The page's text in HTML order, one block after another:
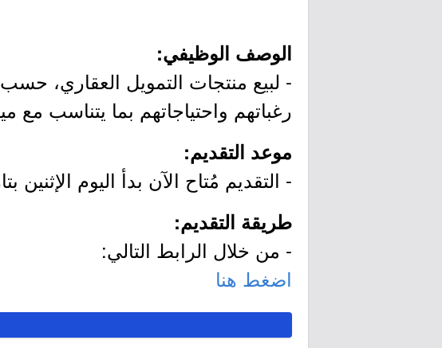
الوصف الوظيفي:
- لبيع منتجات التمويل العقاري،
رغباتهم واحتياجاتهم بما يتناسب مع
موعد التقديم:
- التقديم مُتاح الآن بدأ اليوم الإثنين بتاريخ 1444/04/06هـ الموافق
طريقة التقديم:
- من خلال الرابط التالي:
اضغط هنا